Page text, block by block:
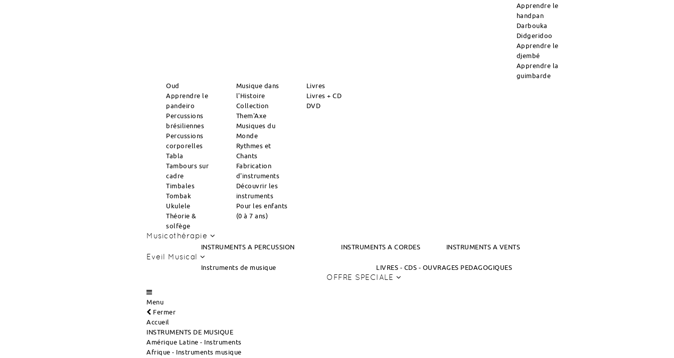
Apprendre le
handpan
Darbouka
Didgeridoo
Apprendre le
djembé
Apprendre la
guimbarde
Oud
Apprendre le
pandeiro
Percussions
brésiliennes
Percussions
corporelles
Tabla
Tambours sur
cadre
Timbales
Tombak
Ukulele
Théorie &
solfège
Musique dans
l'Histoire
Collection
Them'Axe
Musiques du
Monde
Rythmes et
Chants
Fabrication
d'instruments
Découvrir les
instruments
Pour les enfants
(0 à 7 ans)
Livres
Livres + CD
DVD
Musicothérapie
INSTRUMENTS A PERCUSSION INSTRUMENTS A CORDES INSTRUMENTS A VENTS
Eveil Musical
Instruments de musique LIVRES - CDS - OUVRAGES PEDAGOGIQUES
OFFRE SPECIALE
Menu
Fermer
Accueil
INSTRUMENTS DE MUSIQUE
Amérique Latine - Instruments
Afrique - Instruments musique